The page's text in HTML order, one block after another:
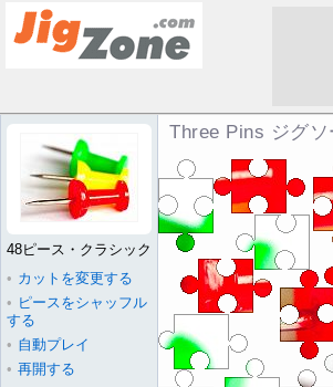
Three Pins ジグソ
48ピース・クラシック
• カットを変更する
• ピースをシャッフル
する
• 自動プレイ
• 再開する